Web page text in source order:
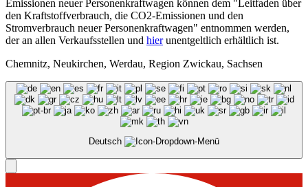
Emissionen neuer Personenkraftwagen können dem "Leitfaden über
den Kraftstoffverbrauch, die CO2-Emissionen und den
Stromverbrauch neuer Personenkraftwagen" entnommen werden,
der an allen Verkaufsstellen und hierunentgeltlich erhältlich ist.
Chemnitz, Neukirchen, Werdau, Region Zwickau, Sachsen
Deutsch